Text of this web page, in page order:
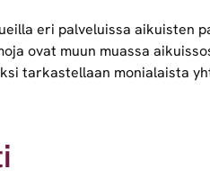
eri palveluissa aikuisten
ovat muun muassa
tarkastellaan monialaista